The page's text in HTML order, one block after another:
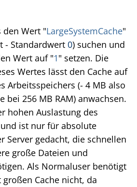
den Wert "LargeSystemCache"
- Standardwert 0) suchen und
Wert auf "1" setzen. Die
Wertes lässt den Cache auf
Arbeitsspeichers (- 4 MB also
bei 256 MB RAM) anwachsen.
hohen Auslastung des
ist nur für absolute
Server gedacht, die schnellen
große Dateien und
Als Normaluser benötigt
Cache nicht, da